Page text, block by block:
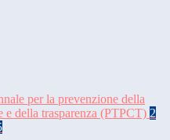
per la prevenzione della
e della trasparenza (PTPCT) 2